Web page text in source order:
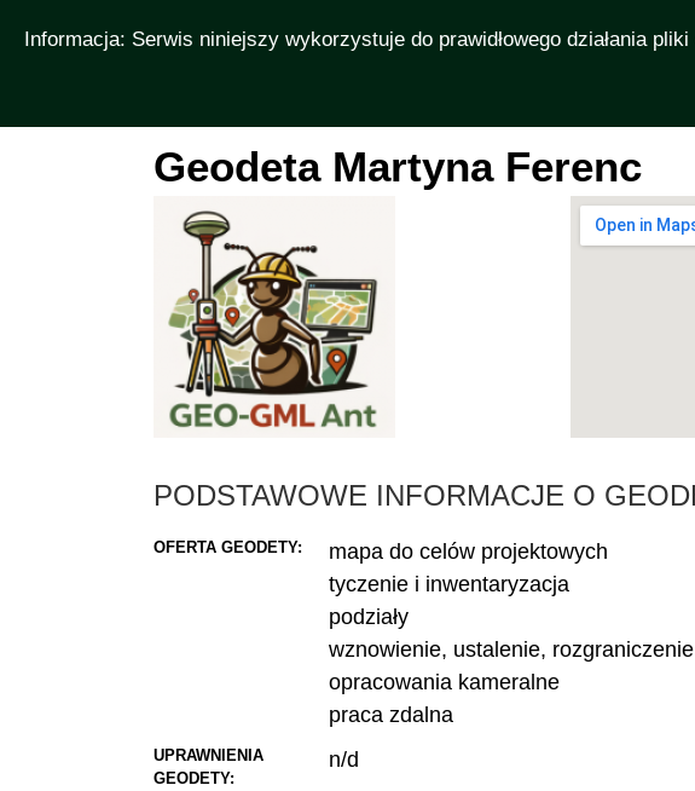
Geodeta Martyna Ferenc
PODSTAWOWE INFORMACJE O
OFERTA GEODETY:
mapa do celów projektowych
tyczenie i inwentaryzacja
podziały
wznowienie, ustalenie, rozgraniczenie
opracowania kameralne
praca zdalna
UPRAWNIENIA
GEODETY:
n/d
Informacja: Serwis niniejszy wykorzystuje do prawidłowego działania